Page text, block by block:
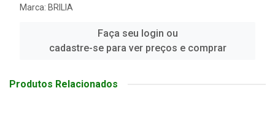
Marca: BRILIA
Faça seu login ou
cadastre-se para ver preços e comprar
Produtos Relacionados